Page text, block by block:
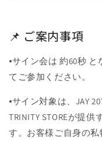
📌 ご案内事項
⦁サイン会は 約60秒
てご参加ください。
⦁サイン対象は、JAY
TRINITY STOREが提
す。お客様ご自身の